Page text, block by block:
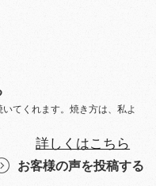
てくれます。焼き方は、私よ
詳しくはこちら
お客様の声を投稿する